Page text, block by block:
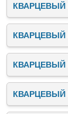
КВАРЦЕВЫЙ
КВАРЦЕВЫЙ
КВАРЦЕВЫЙ
КВАРЦЕВЫЙ